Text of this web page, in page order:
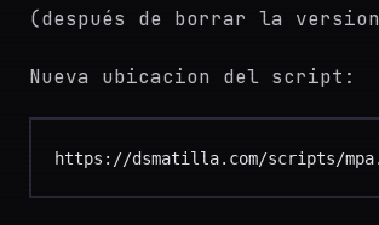
(después de borrar la
Nueva ubicacion del script:
https://dsmatilla.com/scripts/